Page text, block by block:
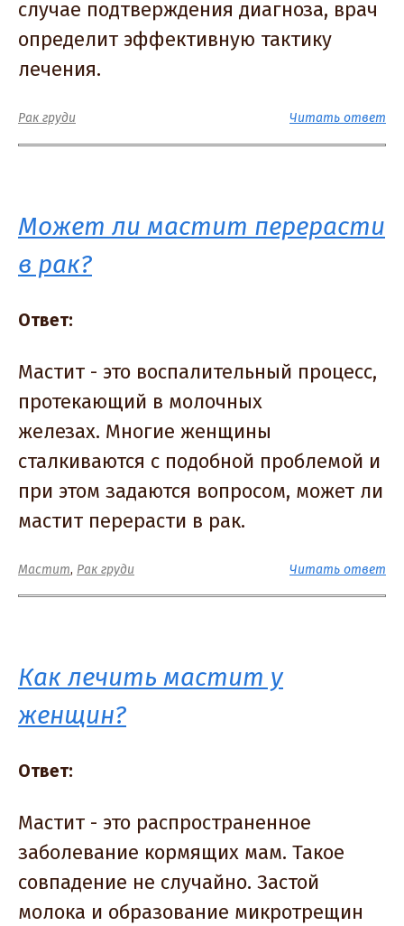
случае подтверждения диагноза, врач
определит эффективную тактику
лечения.
Читать ответ
Рак груди
Может ли мастит перерасти
в рак?
Ответ:
Мастит - это воспалительный процесс,
протекающий в молочных
железах. Многие женщины
сталкиваются с подобной проблемой и
при этом задаются вопросом, может ли
мастит перерасти в рак.
Читать ответ
Мастит, Рак груди
Как лечить мастит у
женщин?
Ответ:
Мастит - это распространенное
заболевание кормящих мам. Такое
совпадение не случайно. Застой
молока и образование микротрещин